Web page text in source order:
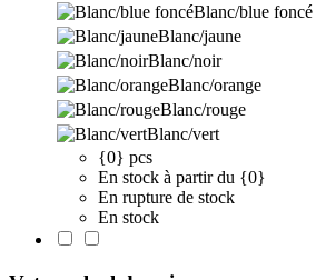
Blanc/blue foncé
Blanc/jaune
Blanc/noir
Blanc/orange
Blanc/rouge
Blanc/vert
{0} pcs
En stock à partir du {0}
En rupture de stock
En stock